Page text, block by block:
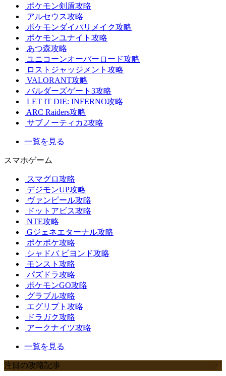
ポケモン剣盾攻略
アルセウス攻略
ポケモンダイパリメイク攻略
ポケモンユナイト攻略
あつ森攻略
ユニコーンオーバーロード攻略
ロストジャッジメント攻略
VALORANT攻略
バルダーズゲート3攻略
LET IT DIE: INFERNO攻略
ARC Raiders攻略
サブノーティカ2攻略
一覧を見る
スマホゲーム
スマグロ攻略
デジモンUP攻略
ヴァンピール攻略
ドットアビス攻略
NTE攻略
Gジェネエターナル攻略
ポケポケ攻略
シャドバ ビヨンド攻略
モンスト攻略
パズドラ攻略
ポケモンGO攻略
グラブル攻略
エグリプト攻略
ドラガク攻略
アークナイツ攻略
一覧を見る
注目の攻略記事